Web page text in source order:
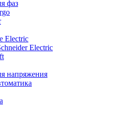
фаз
Electric
Electric
напряжения